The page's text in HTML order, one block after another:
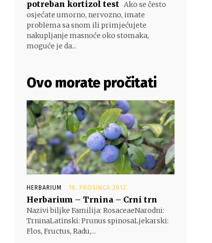
potreban kortizol test Ako se često
osjećate umorno, nervozno, imate
problema sa snom ili primjećujete
nakupljanje masnoće oko stomaka,
moguće je da...
Ovo morate pročitati
HERBARIUM 18. PROSINCA 2012.
Herbarium – Trnina – Crni trn
Nazivi biljke Familija: RosaceaeNarodni:
TrninaLatinski: Prunus spinosaLjekarski:
Flos, Fructus, Radu,...